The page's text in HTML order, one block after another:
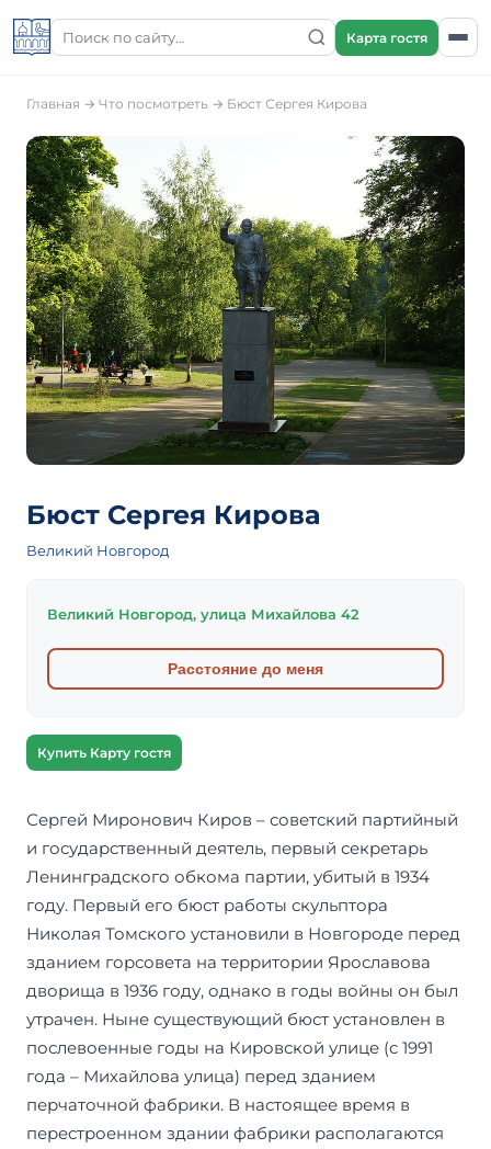
Карта гостя
Главная → Что посмотреть → Бюст Сергея Кирова
Бюст Сергея Кирова
Великий Новгород
Великий Новгород, улица Михайлова 42
Расстояние до меня
Купить Карту гостя
Сергей Миронович Киров – советский партийный
и государственный деятель, первый секретарь
Ленинградского обкома партии, убитый в 1934
году. Первый его бюст работы скульптора
Николая Томского установили в Новгороде перед
зданием горсовета на территории Ярославова
дворища в 1936 году, однако в годы войны он был
утрачен. Ныне существующий бюст установлен в
послевоенные годы на Кировской улице (с 1991
года – Михайлова улица) перед зданием
перчаточной фабрики. В настоящее время в
перестроенном здании фабрики располагаются